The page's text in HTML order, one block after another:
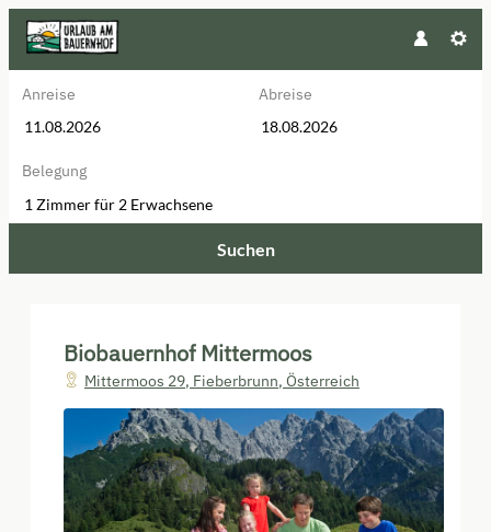
Anreise Abreise
Belegung
1 Zimmerfür 2 Erwachsene
Suchen
Biobauernhof Mittermoos
Mittermoos 29, Fieberbrunn, Österreich